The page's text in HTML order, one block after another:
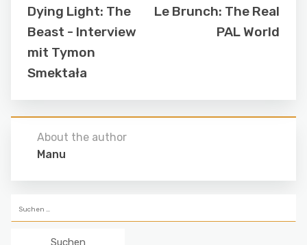
Dying Light: The
Beast - Interview
mit Tymon
Smektała
Le Brunch: The Real
PAL World
About the author
Manu
nach: